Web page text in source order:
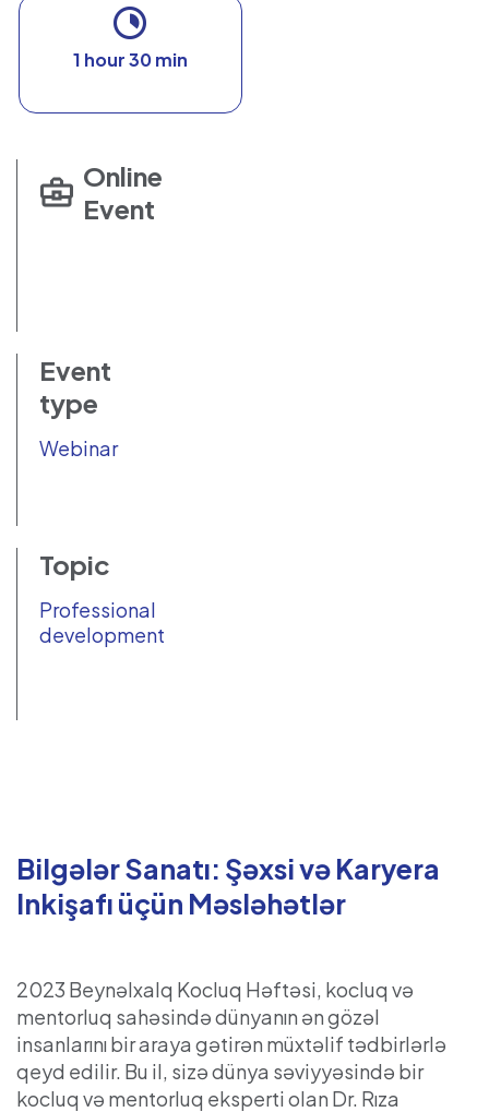
1 hour 30 min
Online
Event
Event
type
Webinar
Topic
Professional
development
Bilgələr Sanatı: Şəxsi və Karyera
Inkişafı üçün Məsləhətlər
2023 Beynəlxalq Kocluq Həftəsi, kocluq və
mentorluq sahəsində dünyanın ən gözəl
insanlarını bir araya gətirən müxtəlif tədbirlərlə
qeyd edilir. Bu il, sizə dünya səviyyəsində bir
kocluq və mentorluq eksperti olan Dr. Rıza